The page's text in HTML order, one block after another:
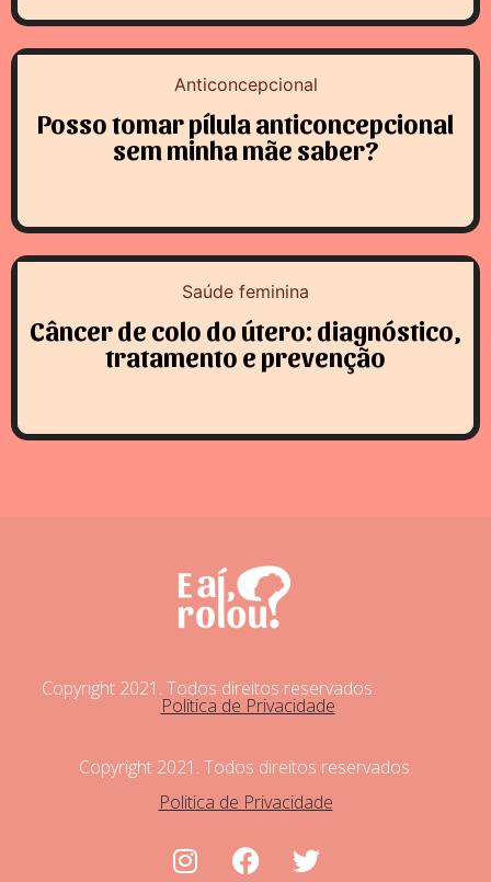
Anticoncepcional
Posso tomar pílula anticoncepcional
sem minha mãe saber?
Saúde feminina
Câncer de colo do útero: diagnóstico,
tratamento e prevenção
Copyright 2021. Todos direitos reservados.
Politica de Privacidade
Copyright 2021. Todos direitos reservados.
Politica de Privacidade